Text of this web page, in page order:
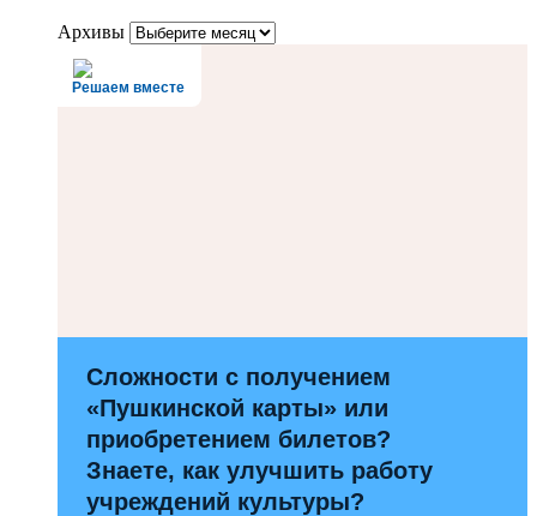
Архивы
Решаем вместе
Сложности с получением
«Пушкинской карты» или
приобретением билетов?
Знаете, как улучшить работу
учреждений культуры?